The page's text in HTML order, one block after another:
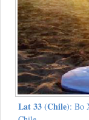
Lat 33 (Chile): Bo